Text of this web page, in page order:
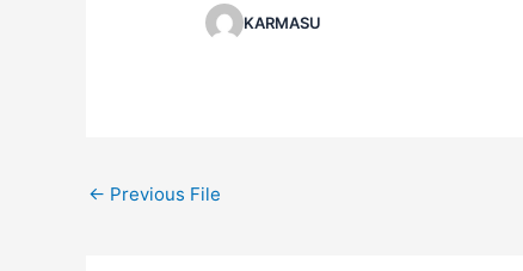
KARMASU
← Previous File